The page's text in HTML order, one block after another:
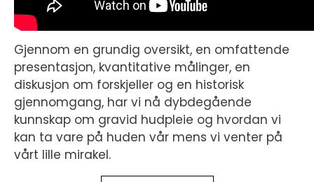
Gjennom en grundig oversikt, en omfattende
presentasjon, kvantitative målinger, en
diskusjon om forskjeller og en historisk
gjennomgang, har vi nå dybdegående
kunnskap om gravid hudpleie og hvordan vi
kan ta vare på huden vår mens vi venter på
vårt lille mirakel.